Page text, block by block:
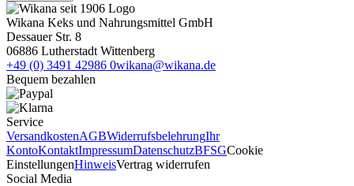
Wikana Keks und Nahrungsmittel GmbH
Dessauer Str. 8
06886 Lutherstadt Wittenberg
+49 (0) 3491 42986 0wikana@wikana.de
Bequem bezahlen
Service
VersandkostenAGBWiderrufsbelehrungIhr
KontoKontaktImpressumDatenschutzBFSGCookie
EinstellungenHinweisVertrag widerrufen
Social Media